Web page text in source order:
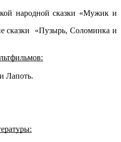
народной сказки «Мужик и
сказки «Пузырь, Соломинка и
Лапоть.